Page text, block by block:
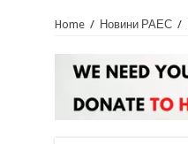
Home / Новини РАЕС /